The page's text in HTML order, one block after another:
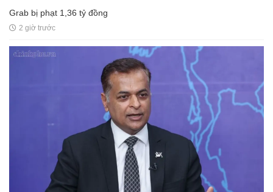
Grab bị phạt 1,36 tỷ đồng
2 giờ trước